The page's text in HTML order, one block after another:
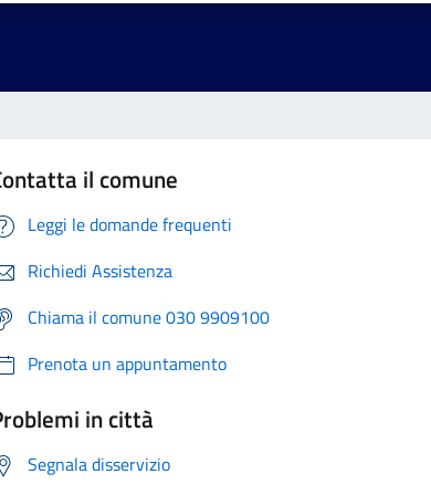
il comune
Leggi le domande frequenti
Richiedi Assistenza
Chiama il comune 030 9909100
Prenota un appuntamento
in città
Segnala disservizio